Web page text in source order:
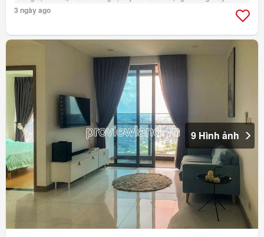
3 ngày ago
9 Hình ảnh